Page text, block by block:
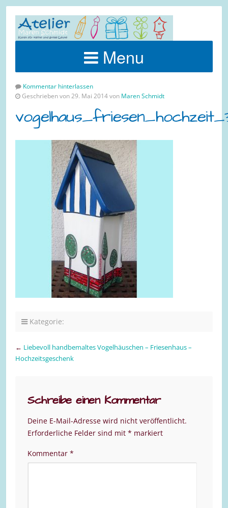
Menu
Kommentar hinterlassen
Geschrieben von 29. Mai 2014 von Maren Schmidt
Kategorie:
← Liebevoll handbemaltes Vogelhäuschen – Friesenhaus –
Hochzeitsgeschenk
Schreibe einen Kommentar
Deine E-Mail-Adresse wird nicht veröffentlicht.
Erforderliche Felder sind mit * markiert
Kommentar *